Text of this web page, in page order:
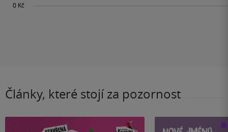
Články, které stojí za pozornost